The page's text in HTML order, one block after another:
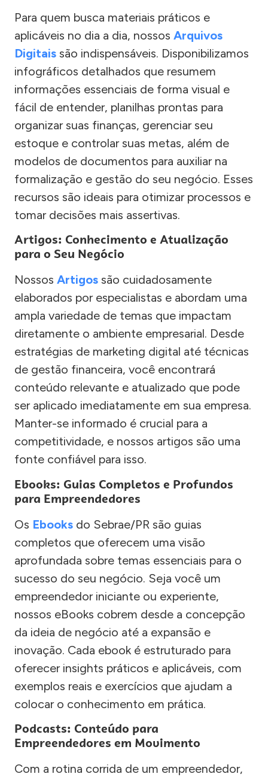
Para quem busca materiais práticos e
aplicáveis no dia a dia, nossos Arquivos
Digitais são indispensáveis. Disponibilizamos
infográficos detalhados que resumem
informações essenciais de forma visual e
fácil de entender, planilhas prontas para
organizar suas finanças, gerenciar seu
estoque e controlar suas metas, além de
modelos de documentos para auxiliar na
formalização e gestão do seu negócio. Esses
recursos são ideais para otimizar processos e
tomar decisões mais assertivas.
Artigos: Conhecimento e Atualização
para o Seu Negócio
Nossos Artigos são cuidadosamente
elaborados por especialistas e abordam uma
ampla variedade de temas que impactam
diretamente o ambiente empresarial. Desde
estratégias de marketing digital até técnicas
de gestão financeira, você encontrará
conteúdo relevante e atualizado que pode
ser aplicado imediatamente em sua empresa.
Manter-se informado é crucial para a
competitividade, e nossos artigos são uma
fonte confiável para isso.
Ebooks: Guias Completos e Profundos
para Empreendedores
Os Ebooks do Sebrae/PR são guias
completos que oferecem uma visão
aprofundada sobre temas essenciais para o
sucesso do seu negócio. Seja você um
empreendedor iniciante ou experiente,
nossos eBooks cobrem desde a concepção
da ideia de negócio até a expansão e
inovação. Cada ebook é estruturado para
oferecer insights práticos e aplicáveis, com
exemplos reais e exercícios que ajudam a
colocar o conhecimento em prática.
Podcasts: Conteúdo para
Empreendedores em Movimento
Com a rotina corrida de um empreendedor,